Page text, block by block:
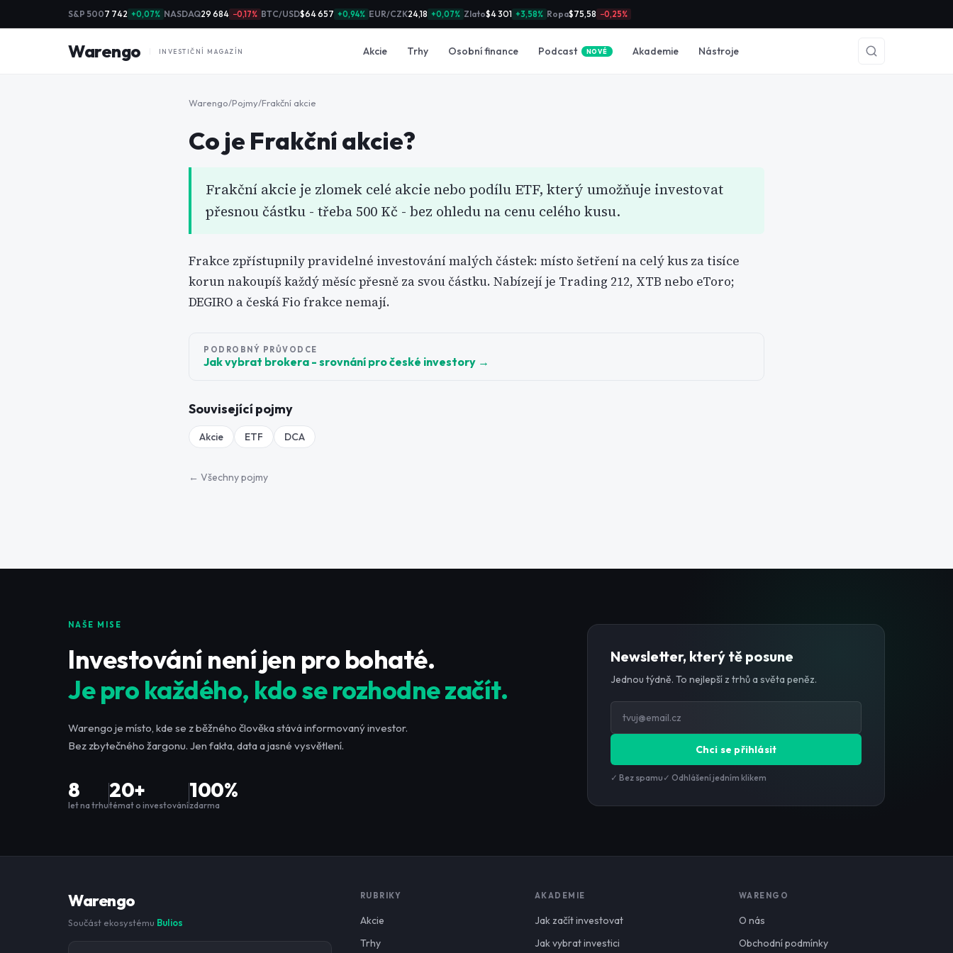
S&P 5007 742 +0,07% NASDAQ29 684 −0,17% BTC/USD$64 657 +0,94% EUR/CZK24,18 +0,07% Zlato$4 301 +3,58% Ropa$75,58 −0,25%
Warengo INVESTIČNÍ MAGAZÍN Akcie Trhy Osobní finance Podcast NOVÉ Akademie Nástroje
Warengo/Pojmy/Frakční akcie
Co je Frakční akcie?
Frakční akcie je zlomek celé akcie nebo podílu ETF, který umožňuje investovat
přesnou částku - třeba 500 Kč - bez ohledu na cenu celého kusu.
Frakce zpřístupnily pravidelné investování malých částek: místo šetření na celý kus za tisíce
korun nakoupíš každý měsíc přesně za svou částku. Nabízejí je Trading 212, XTB nebo eToro;
DEGIRO a česká Fio frakce nemají.
PODROBNÝ PRŮVODCE
Jak vybrat brokera - srovnání pro české investory →
Související pojmy
Akcie ETF DCA
← Všechny pojmy
NAŠE MISE
Investování není jen pro bohaté.
Je pro každého, kdo se rozhodne začít.
Warengo je místo, kde se z běžného člověka stává informovaný investor.
Bez zbytečného žargonu. Jen fakta, data a jasné vysvětlení.
8
let na trhu
20+
témat o investování
100%
zdarma
Newsletter, který tě posune
Jednou týdně. To nejlepší z trhů a světa peněz.
Chci se přihlásit
✓ Bez spamu ✓ Odhlášení jedním klikem
Warengo
Součást ekosystému Bulios
RUBRIKY
Akcie
Trhy
AKADEMIE
Jak začít investovat
Jak vybrat investici
WARENGO
O nás
Obchodní podmínky